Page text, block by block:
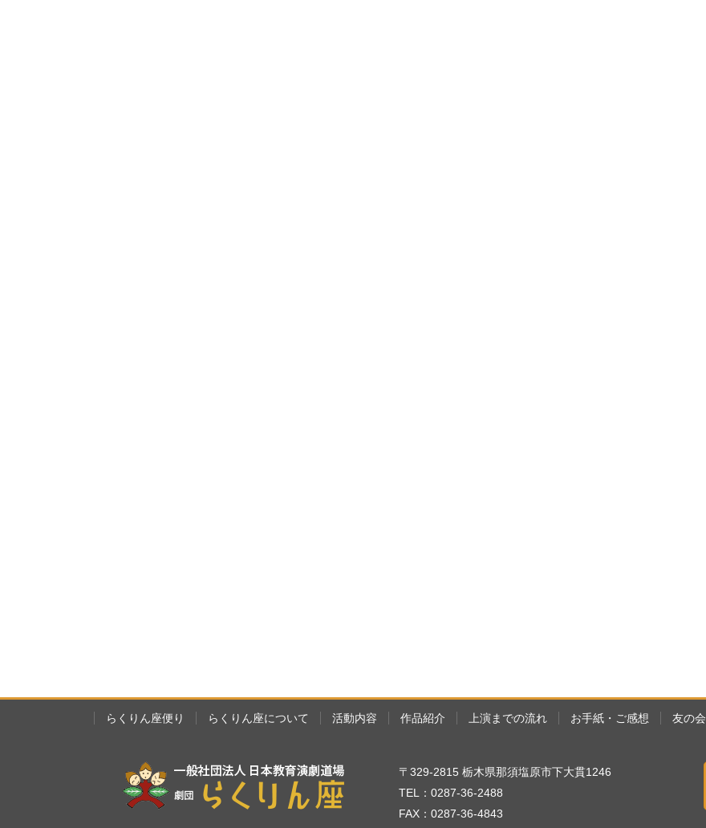
らくりん座便り らくりん座について 活動内容 作品紹介 上演までの流れ お手紙・ご感想 友の会
〒329-2815 栃木県那須塩原市下大貫1246
TEL：0287-36-2488
FAX：0287-36-4843